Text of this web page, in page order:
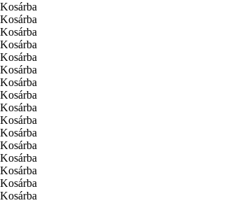
Kosárba
Kosárba
Kosárba
Kosárba
Kosárba
Kosárba
Kosárba
Kosárba
Kosárba
Kosárba
Kosárba
Kosárba
Kosárba
Kosárba
Kosárba
Kosárba